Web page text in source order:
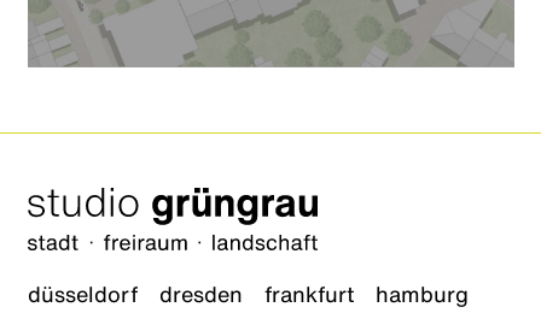
düsseldorf dresden frankfurt hamburg